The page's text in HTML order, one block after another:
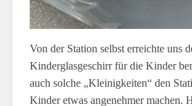
Von der Station selbst erreichte uns
Kinderglasgeschirr für die Kinder
auch solche „Kleinigkeiten“ den
Kinder etwas angenehmer machen.